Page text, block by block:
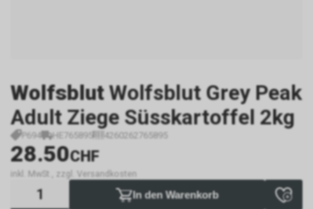
Wolfsblut Wolfsblut Grey Peak
Adult Ziege Süsskartoffel 2kg
P694 HE765895 4260262765895
28.50CHF
inkl. MwSt., zzgl. Versandkosten
In den Warenkorb